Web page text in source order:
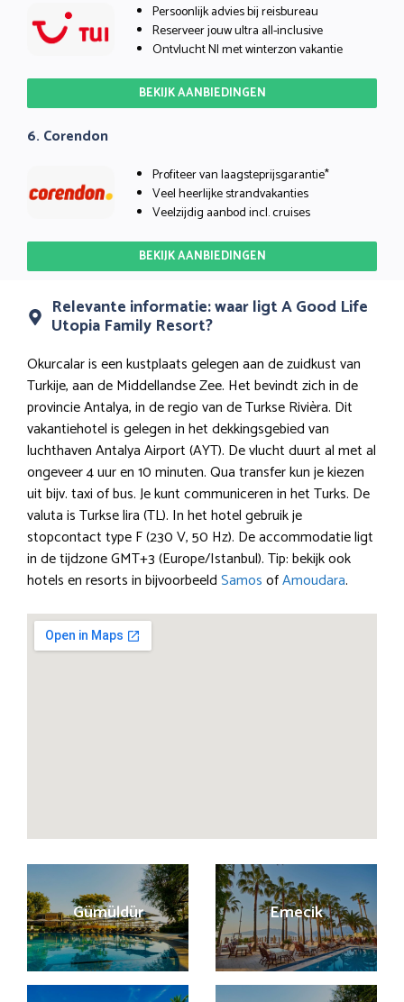
Persoonlijk advies bij reisbureau
Reserveer jouw ultra all-inclusive
Ontvlucht Nl met winterzon vakantie
BEKIJK AANBIEDINGEN
6. Corendon
Profiteer van laagsteprijsgarantie*
Veel heerlijke strandvakanties
Veelzijdig aanbod incl. cruises
BEKIJK AANBIEDINGEN
Relevante informatie: waar ligt A Good Life
Utopia Family Resort?
Okurcalar is een kustplaats gelegen aan de zuidkust van
Turkije, aan de Middellandse Zee. Het bevindt zich in de
provincie Antalya, in de regio van de Turkse Rivièra. Dit
vakantiehotel is gelegen in het dekkingsgebied van
luchthaven Antalya Airport (AYT). De vlucht duurt al met al
ongeveer 4 uur en 10 minuten. Qua transfer kun je kiezen
uit bijv. taxi of bus. Je kunt communiceren in het Turks. De
valuta is Turkse lira (TL). In het hotel gebruik je
stopcontact type F (230 V, 50 Hz). De accommodatie ligt
in de tijdzone GMT+3 (Europe/Istanbul). Tip: bekijk ook
hotels en resorts in bijvoorbeeldSamosofAmoudara.
Gümüldür Emecik